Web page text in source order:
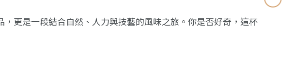
更是一段結合自然、人力與技藝的風味之旅。你是否好奇，這杯